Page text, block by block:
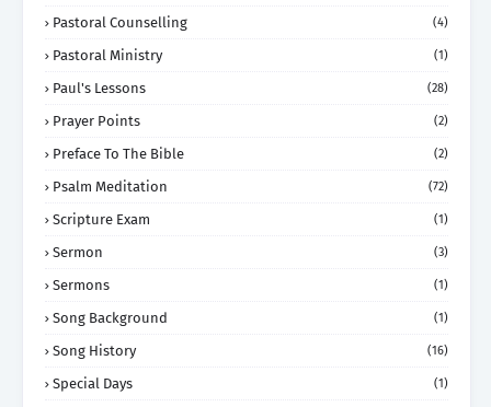
Pastoral Counselling (4)
Pastoral Ministry (1)
Paul's Lessons (28)
Prayer Points (2)
Preface To The Bible (2)
Psalm Meditation (72)
Scripture Exam (1)
Sermon (3)
Sermons (1)
Song Background (1)
Song History (16)
Special Days (1)